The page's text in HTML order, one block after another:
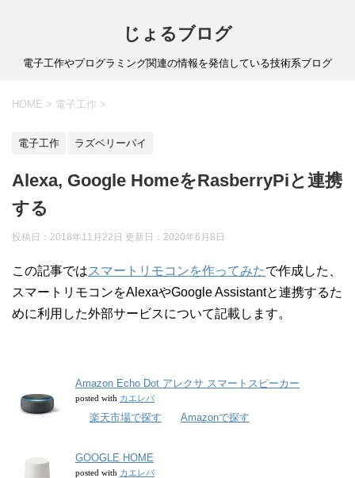
じょるブログ
電子工作やプログラミング関連の情報を発信している技術系ブログ
HOME > 電子工作 >
電子工作 ラズベリーパイ
Alexa, Google HomeをRasberryPiと連携
する
投稿日：2018年11月22日 更新日： 2020年6月8日
この記事ではスマートリモコンを作ってみたで作成した、
スマートリモコンをAlexaやGoogle Assistantと連携するた
めに利用した外部サービスについて記載します。
Amazon Echo Dot アレクサ スマートスピーカー
posted with カエレバ
楽天市場で探す Amazonで探す
GOOGLE HOME
posted with カエレバ